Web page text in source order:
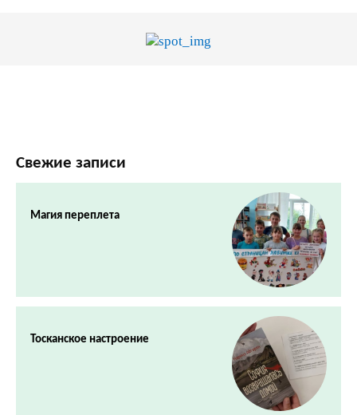
Свежие записи
Магия переплета
Тосканское настроение